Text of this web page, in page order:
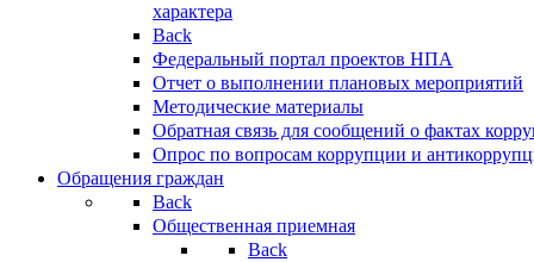
характера
Back
Федеральный портал проектов НПА
Отчет о выполнении плановых мероприятий
Методические материалы
Обратная связь для сообщений о фактах
Опрос по вопросам коррупции и
Обращения граждан
Back
Общественная приемная
Back